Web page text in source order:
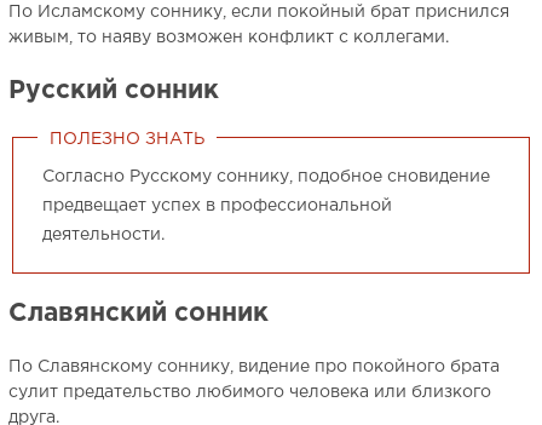
По Исламскому соннику, если покойный брат приснился
живым, то наяву возможен конфликт с коллегами.
Русский сонник
ПОЛЕЗНО ЗНАТЬ
Согласно Русскому соннику, подобное сновидение
предвещает успех в профессиональной
деятельности.
Славянский сонник
По Славянскому соннику, видение про покойного брата
сулит предательство любимого человека или близкого
друга.